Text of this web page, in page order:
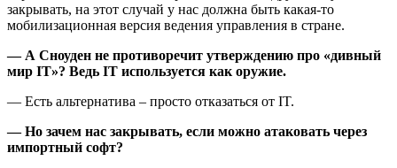
закрывать, на этот случай у нас должна быть какая-то
мобилизационная версия ведения управления в стране.
— А Сноуден не противоречит утверждению про «дивный
мир IT»? Ведь IT используется как оружие.
— Есть альтернатива – просто отказаться от IT.
— Но зачем нас закрывать, если можно атаковать через
импортный софт?